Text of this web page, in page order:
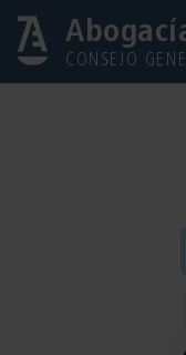
CONSEJO